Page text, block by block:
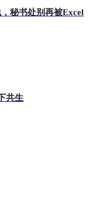
秘书处别再被Excel
共生